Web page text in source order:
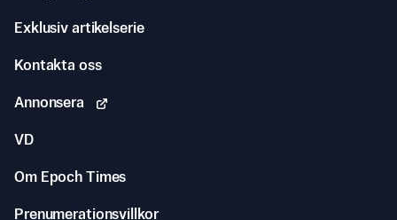
Exklusiv artikelserie
Kontakta oss
Annonsera
VD
Om Epoch Times
Prenumerationsvillkor